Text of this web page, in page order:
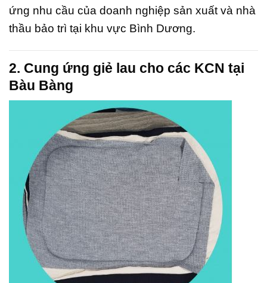
ứng nhu cầu của doanh nghiệp sản xuất và nhà
thầu bảo trì tại khu vực Bình Dương.
2. Cung ứng giẻ lau cho các KCN tại
Bàu Bàng